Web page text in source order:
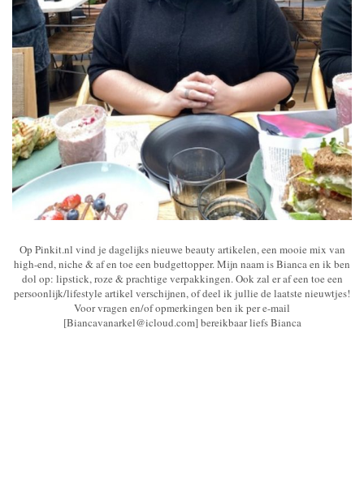
Op Pinkit.nl vind je dagelijks nieuwe beauty artikelen, een mooie mix van
high-end, niche & af en toe een budgettopper. Mijn naam is Bianca en ik ben
dol op: lipstick, roze & prachtige verpakkingen. Ook zal er af een toe een
persoonlijk/lifestyle artikel verschijnen, of deel ik jullie de laatste nieuwtjes!
Voor vragen en/of opmerkingen ben ik per e-mail
[Biancavanarkel@icloud.com] bereikbaar liefs Bianca